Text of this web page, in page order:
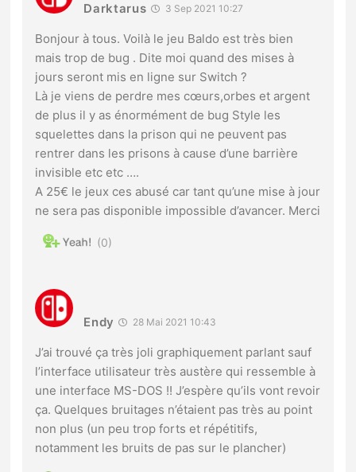
Darktarus 3 Sep 2021 10:27
Bonjour à tous. Voilà le jeu Baldo est très bien
mais trop de bug . Dite moi quand des mises à
jours seront mis en ligne sur Switch ?
Là je viens de perdre mes cœurs,orbes et argent
de plus il y as énormément de bug Style les
squelettes dans la prison qui ne peuvent pas
rentrer dans les prisons à cause d’une barrière
invisible etc etc ….
A 25€ le jeux ces abusé car tant qu’une mise à jour
ne sera pas disponible impossible d’avancer. Merci
0
Endy 28 Mai 2021 10:43
J’ai trouvé ça très joli graphiquement parlant sauf
l’interface utilisateur très austère qui ressemble à
une interface MS-DOS !! J’espère qu’ils vont revoir
ça. Quelques bruitages n’étaient pas très au point
non plus (un peu trop forts et répétitifs,
notamment les bruits de pas sur le plancher)